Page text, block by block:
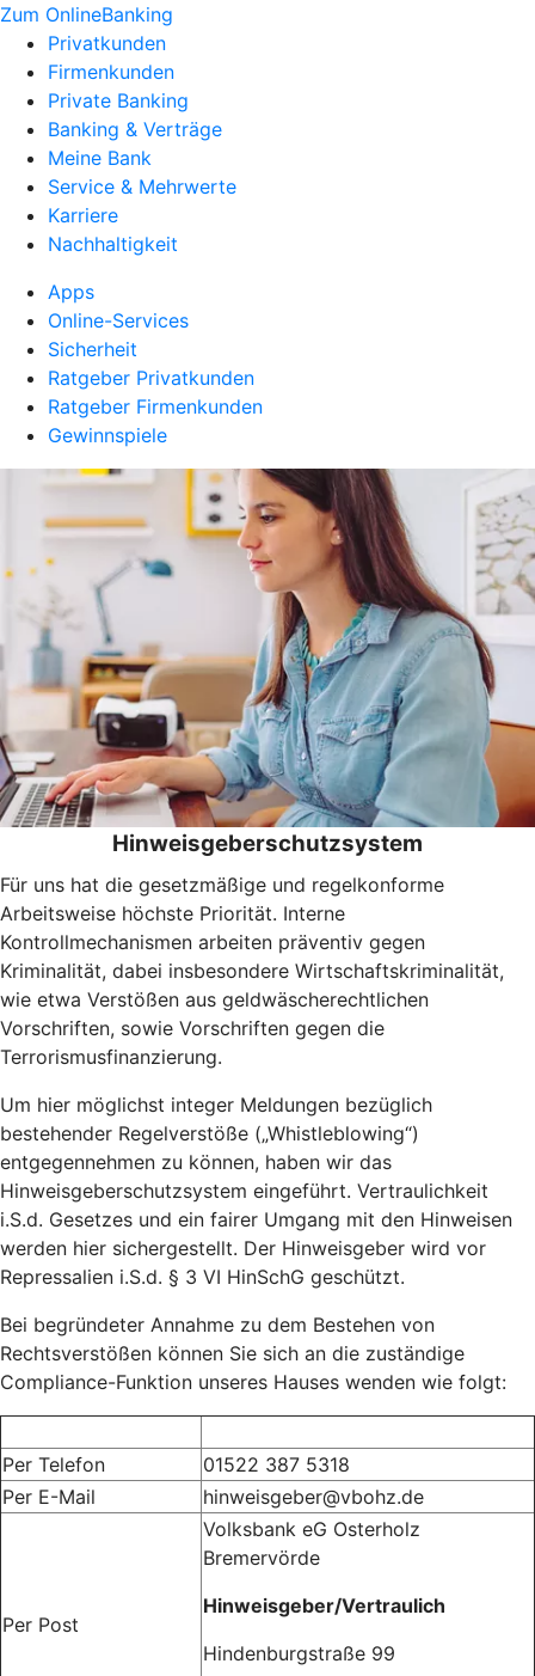
Zum OnlineBanking
Privatkunden
Firmenkunden
Private Banking
Banking & Verträge
Meine Bank
Service & Mehrwerte
Karriere
Nachhaltigkeit
Apps
Online-Services
Sicherheit
Ratgeber Privatkunden
Ratgeber Firmenkunden
Gewinnspiele
Hinweisgeberschutzsystem
Für uns hat die gesetzmäßige und regelkonforme
Arbeitsweise höchste Priorität. Interne
Kontrollmechanismen arbeiten präventiv gegen
Kriminalität, dabei insbesondere Wirtschaftskriminalität,
wie etwa Verstößen aus geldwäscherechtlichen
Vorschriften, sowie Vorschriften gegen die
Terrorismusfinanzierung.
Um hier möglichst integer Meldungen bezüglich
bestehender Regelverstöße („Whistleblowing“)
entgegennehmen zu können, haben wir das
Hinweisgeberschutzsystem eingeführt. Vertraulichkeit
i.S.d. Gesetzes und ein fairer Umgang mit den Hinweisen
werden hier sichergestellt. Der Hinweisgeber wird vor
Repressalien i.S.d. § 3 VI HinSchG geschützt.
Bei begründeter Annahme zu dem Bestehen von
Rechtsverstößen können Sie sich an die zuständige
Compliance-Funktion unseres Hauses wenden wie folgt:
Per Telefon
01522 387 5318
Per E-Mail
hinweisgeber@vbohz.de
Per Post
Volksbank eG Osterholz
Bremervörde
Hinweisgeber/Vertraulich
Hindenburgstraße 99